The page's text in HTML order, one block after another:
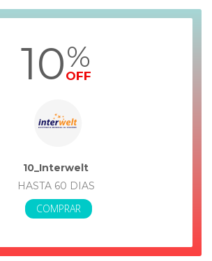
10%
OFF
10_Interwelt
HASTA 60 DIAS
COMPRAR